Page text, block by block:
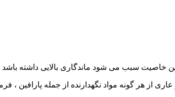
خاصیت سبب می شود ماندگاری بالایی داشته باشد
از هر گونه مواد نگهدارنده از جمله پارافین ،